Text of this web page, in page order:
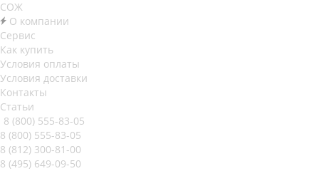
СОЖ
О компании
Сервис
Как купить
Условия оплаты
Условия доставки
Контакты
Статьи
8 (800) 555-83-05
8 (800) 555-83-05
8 (812) 300-81-00
8 (495) 649-09-50